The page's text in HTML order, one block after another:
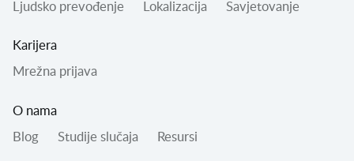
Ljudsko prevođenje Lokalizacija Savjetovanje
Karijera
Mrežna prijava
O nama
Blog Studije slučaja Resursi